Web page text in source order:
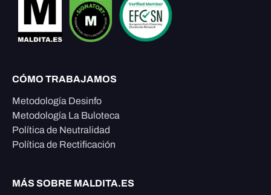
CÓMO TRABAJAMOS
Metodología Desinfo
Metodología La Buloteca
Política de Neutralidad
Política de Rectificación
MÁS SOBRE MALDITA.ES